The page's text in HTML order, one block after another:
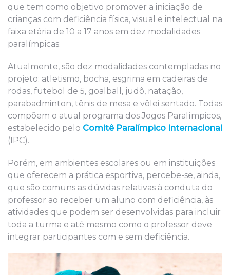
que tem como objetivo promover a iniciação de
crianças com deficiência física, visual e intelectual na
faixa etária de 10 a 17 anos em dez modalidades
paralímpicas.
Atualmente, são dez modalidades contempladas no
projeto: atletismo, bocha, esgrima em cadeiras de
rodas, futebol de 5, goalball, judô, natação,
parabadminton, tênis de mesa e vôlei sentado. Todas
compõem o atual programa dos Jogos Paralímpicos,
estabelecido pelo Comitê Paralímpico Internacional
(IPC).
Porém, em ambientes escolares ou em instituições
que oferecem a prática esportiva, percebe-se, ainda,
que são comuns as dúvidas relativas à conduta do
professor ao receber um aluno com deficiência, às
atividades que podem ser desenvolvidas para incluir
toda a turma e até mesmo como o professor deve
integrar participantes com e sem deficiência.